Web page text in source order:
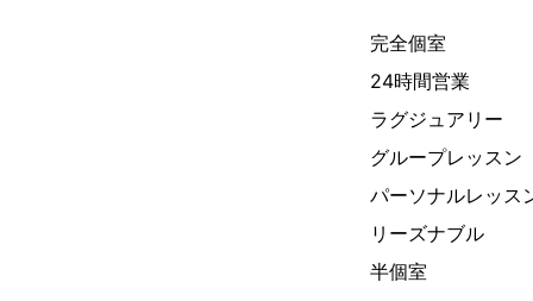
完全個室
24時間営業
ラグジュアリー
グループレッスン
パーソナルレッス
リーズナブル
半個室